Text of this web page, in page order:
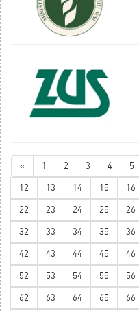
« 1 2 3 4 5
12 13 14 15 16
22 23 24 25 26
32 33 34 35 36
42 43 44 45 46
52 53 54 55 56
62 63 64 65 66